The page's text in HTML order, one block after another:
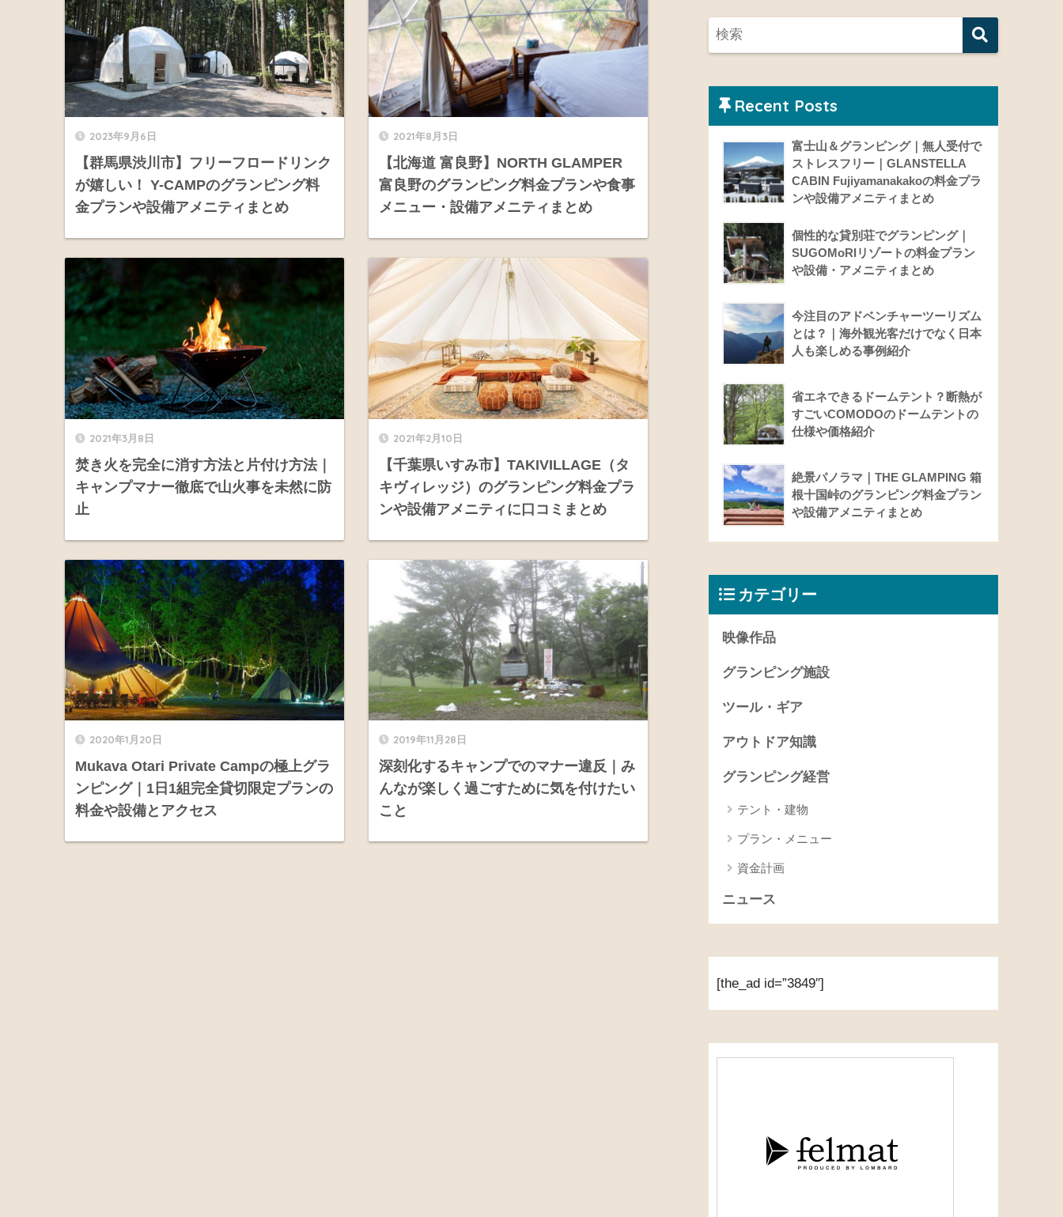
2023年9月6日
【群馬県渋川市】フリーフロードリンク
が嬉しい！ Y-CAMPのグランピング料
金プランや設備アメニティまとめ
2021年8月3日
【北海道 富良野】NORTH GLAMPER
富良野のグランピング料金プランや食事
メニュー・設備アメニティまとめ
2021年3月8日
焚き火を完全に消す方法と片付け方法｜
キャンプマナー徹底で山火事を未然に防
止
2021年2月10日
【千葉県いすみ市】TAKIVILLAGE（タ
キヴィレッジ）のグランピング料金プラ
ンや設備アメニティに口コミまとめ
2020年1月20日
Mukava Otari Private Campの極上グラ
ンピング｜1日1組完全貸切限定プランの
料金や設備とアクセス
2019年11月28日
深刻化するキャンプでのマナー違反｜み
んなが楽しく過ごすために気を付けたい
こと
Recent Posts
富士山＆グランピング｜無人受付で
ストレスフリー｜GLANSTELLA
CABIN Fujiyamanakakoの料金プラ
ンや設備アメニティまとめ
個性的な貸別荘でグランピング｜
SUGOMoRIリゾートの料金プラン
や設備・アメニティまとめ
今注目のアドベンチャーツーリズム
とは？｜海外観光客だけでなく日本
人も楽しめる事例紹介
省エネできるドームテント？断熱が
すごいCOMODOのドームテントの
仕様や価格紹介
絶景パノラマ｜THE GLAMPING 箱
根十国峠のグランピング料金プラン
や設備アメニティまとめ
カテゴリー
映像作品
グランピング施設
ツール・ギア
アウトドア知識
グランピング経営
テント・建物
プラン・メニュー
資金計画
ニュース
[the_ad id=”3849″]